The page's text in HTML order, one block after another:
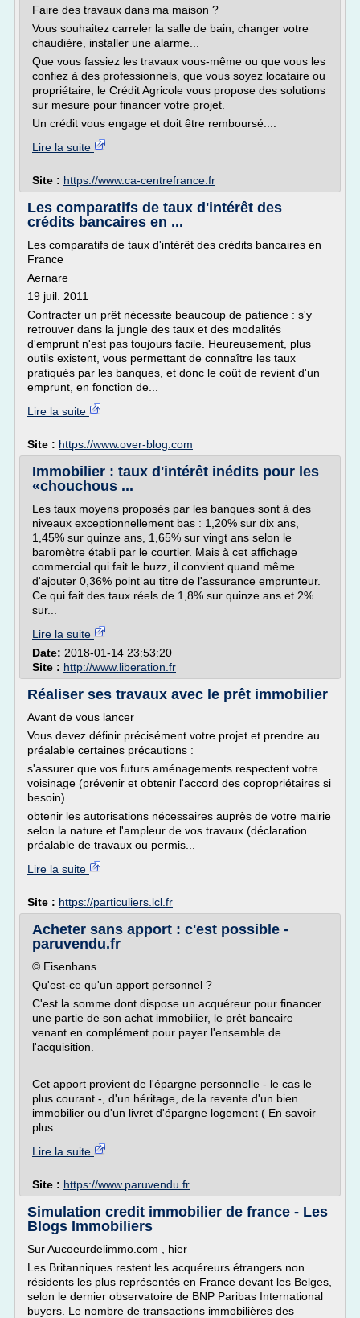
Faire des travaux dans ma maison ?
Vous souhaitez carreler la salle de bain, changer votre
chaudière, installer une alarme...
Que vous fassiez les travaux vous-même ou que vous les
confiez à des professionnels, que vous soyez locataire ou
propriétaire, le Crédit Agricole vous propose des solutions
sur mesure pour financer votre projet.
Un crédit vous engage et doit être remboursé....
Lire la suite
Site : https://www.ca-centrefrance.fr
Les comparatifs de taux d'intérêt des
crédits bancaires en ...
Les comparatifs de taux d'intérêt des crédits bancaires en
France
Aernare
19 juil. 2011
Contracter un prêt nécessite beaucoup de patience : s'y
retrouver dans la jungle des taux et des modalités
d'emprunt n'est pas toujours facile. Heureusement, plus
outils existent, vous permettant de connaître les taux
pratiqués par les banques, et donc le coût de revient d'un
emprunt, en fonction de...
Lire la suite
Site : https://www.over-blog.com
Immobilier : taux d'intérêt inédits pour les
«chouchous ...
Les taux moyens proposés par les banques sont à des
niveaux exceptionnellement bas : 1,20% sur dix ans,
1,45% sur quinze ans, 1,65% sur vingt ans selon le
baromètre établi par le courtier. Mais à cet affichage
commercial qui fait le buzz, il convient quand même
d'ajouter 0,36% point au titre de l'assurance emprunteur.
Ce qui fait des taux réels de 1,8% sur quinze ans et 2%
sur...
Lire la suite
Date: 2018-01-14 23:53:20
Site : http://www.liberation.fr
Réaliser ses travaux avec le prêt immobilier
Avant de vous lancer
Vous devez définir précisément votre projet et prendre au
préalable certaines précautions :
s'assurer que vos futurs aménagements respectent votre
voisinage (prévenir et obtenir l'accord des copropriétaires si
besoin)
obtenir les autorisations nécessaires auprès de votre mairie
selon la nature et l'ampleur de vos travaux (déclaration
préalable de travaux ou permis...
Lire la suite
Site : https://particuliers.lcl.fr
Acheter sans apport : c'est possible -
paruvendu.fr
© Eisenhans
Qu'est-ce qu'un apport personnel ?
C'est la somme dont dispose un acquéreur pour financer
une partie de son achat immobilier, le prêt bancaire
venant en complément pour payer l'ensemble de
l'acquisition.
Cet apport provient de l'épargne personnelle - le cas le
plus courant -, d'un héritage, de la revente d'un bien
immobilier ou d'un livret d'épargne logement ( En savoir
plus...
Lire la suite
Site : https://www.paruvendu.fr
Simulation credit immobilier de france - Les
Blogs Immobiliers
Sur Aucoeurdelimmo.com , hier
Les Britanniques restent les acquéreurs étrangers non
résidents les plus représentés en France devant les Belges,
selon le dernier observatoire de BNP Paribas International
buyers. Le nombre de transactions immobilières des